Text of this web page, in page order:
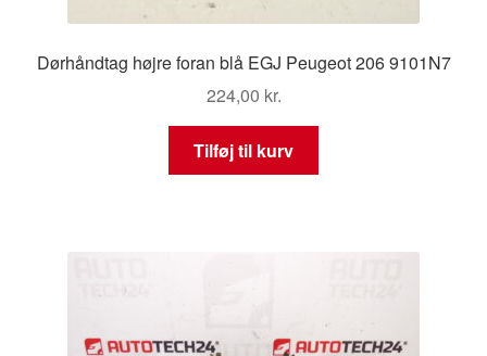
Dørhåndtag højre foran blå EGJ Peugeot 206 9101N7
224,00 kr.
Tilføj til kurv